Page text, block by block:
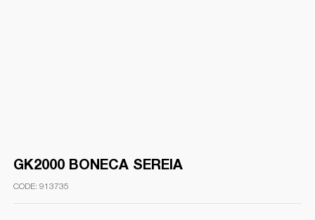
GK2000 BONECA SEREIA
913735